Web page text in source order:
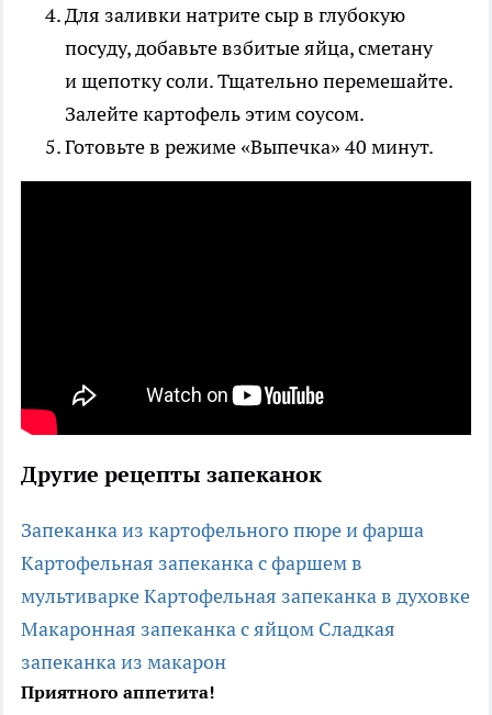
Для заливки натрите сыр в глубокую
посуду, добавьте взбитые яйца, сметану
и щепотку соли. Тщательно перемешайте.
Залейте картофель этим соусом.
Готовьте в режиме «Выпечка» 40 минут.
Другие рецепты запеканок
Запеканка из картофельного пюре и фарша
Картофельная запеканка с фаршем в
мультиваркеКартофельная запеканка в духовке
Макаронная запеканка с яйцом Сладкая
запеканка из макарон
Приятного аппетита!